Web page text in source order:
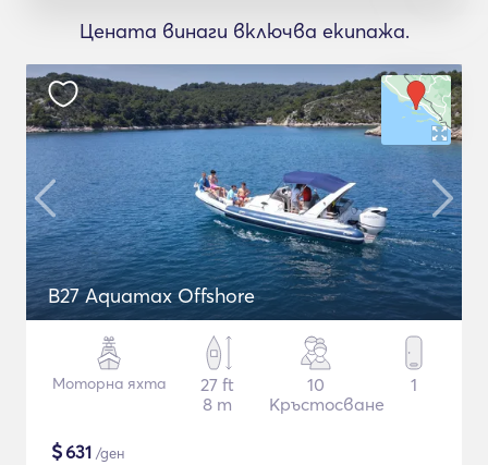
Цената винаги включва екипажа.
B27 Aquamax Offshore
Моторна яхта
27 ft
8 m
10
Кръстосване
1
$631 /ден